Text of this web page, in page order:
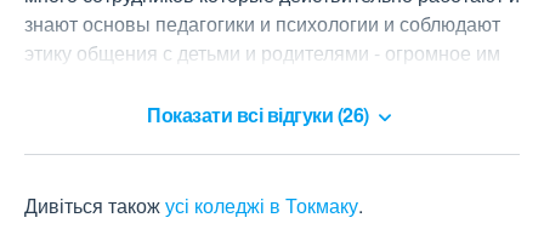
знают основы педагогики и психологии и соблюдают
этику общения с детьми и родителями - огромное им
Показати всі відгуки (26)
Дивіться такожусі коледжі в Токмаку.